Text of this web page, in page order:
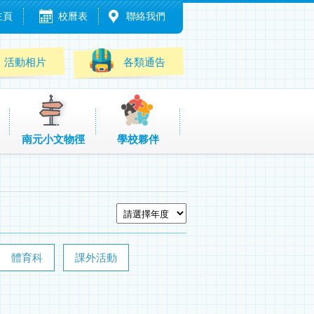
頁 校曆表 聯絡我們
活動相片 各類通告
南元小文物徑 學校夥伴
體育科 課外活動